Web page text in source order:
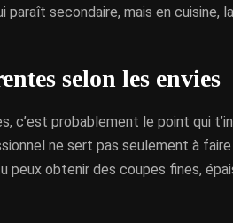
paraît secondaire, mais en
selon les envies
c’est probablement le point qui
ne sert pas seulement à
obtenir des coupes fines,